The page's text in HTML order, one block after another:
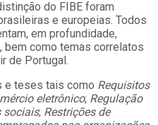
do FIBE foram
e europeias. Todos
em profundidade,
bem como temas correlatos
de Portugal.
e teses tais como Requisitos
eletrônico; Regulação
sociais; Restrições de